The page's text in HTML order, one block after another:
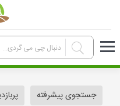
جستجوی پیشرفته